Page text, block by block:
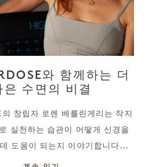
와 함께하는 더
은 수면의 비결
창립자 로렌 베를린게리는 작지
실천하는 습관이 어떻게 신경을
도움이 되는지 이야기합니다...